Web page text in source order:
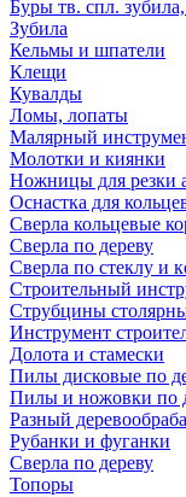
Буры тв. спл.
Зубила
Кельмы и шпатели
Клещи
Кувалды
Ломы, лопаты
Малярный
Молотки и киянки
Ножницы для резки
Оснастка для
Сверла кольцевые
Сверла по дереву
Сверла по стеклу и
Строительный
Струбцины
Инструмент
Долота и стамески
Пилы дисковые по
Пилы и ножовки по
Разный
Рубанки и фуганки
Сверла по дереву
Топоры